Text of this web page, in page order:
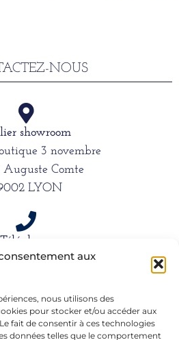
aux
nous utilisons des
pour stocker et/ou accéder aux
fait de consentir à ces technologies
données telles que le comportement
NOUS
showroom
3 novembre
Auguste Comte
LYON
Téléphone
15 61 39 66
Mail